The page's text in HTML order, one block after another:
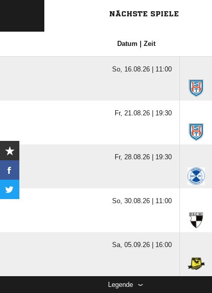
NÄCHSTE SPIELE
Datum | Zeit
So, 16.08.26 | 11:00
Fr, 21.08.26 | 19:30
Fr, 28.08.26 | 19:30
So, 30.08.26 | 11:00
Sa, 05.09.26 | 16:00
Legende